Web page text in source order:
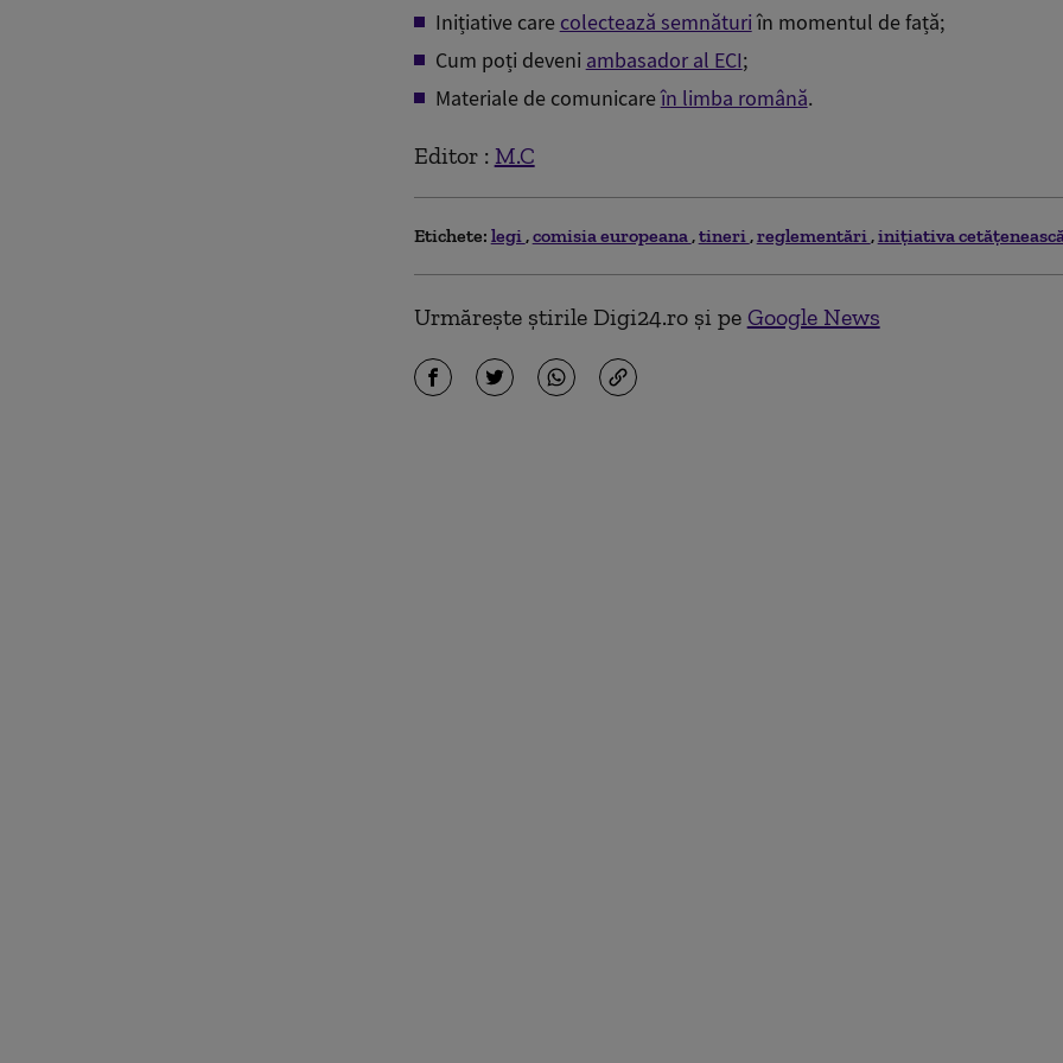
Inițiative care colectează semnăturiîn momentul de față;
Cum poți deveni ambasador al ECI;
Materiale de comunicareîn limba română.
Editor : M.C
Etichete: legi comisia europeana tineri reglementări inițiativa
Urmărește știrile Digi24.ro și pe Google News